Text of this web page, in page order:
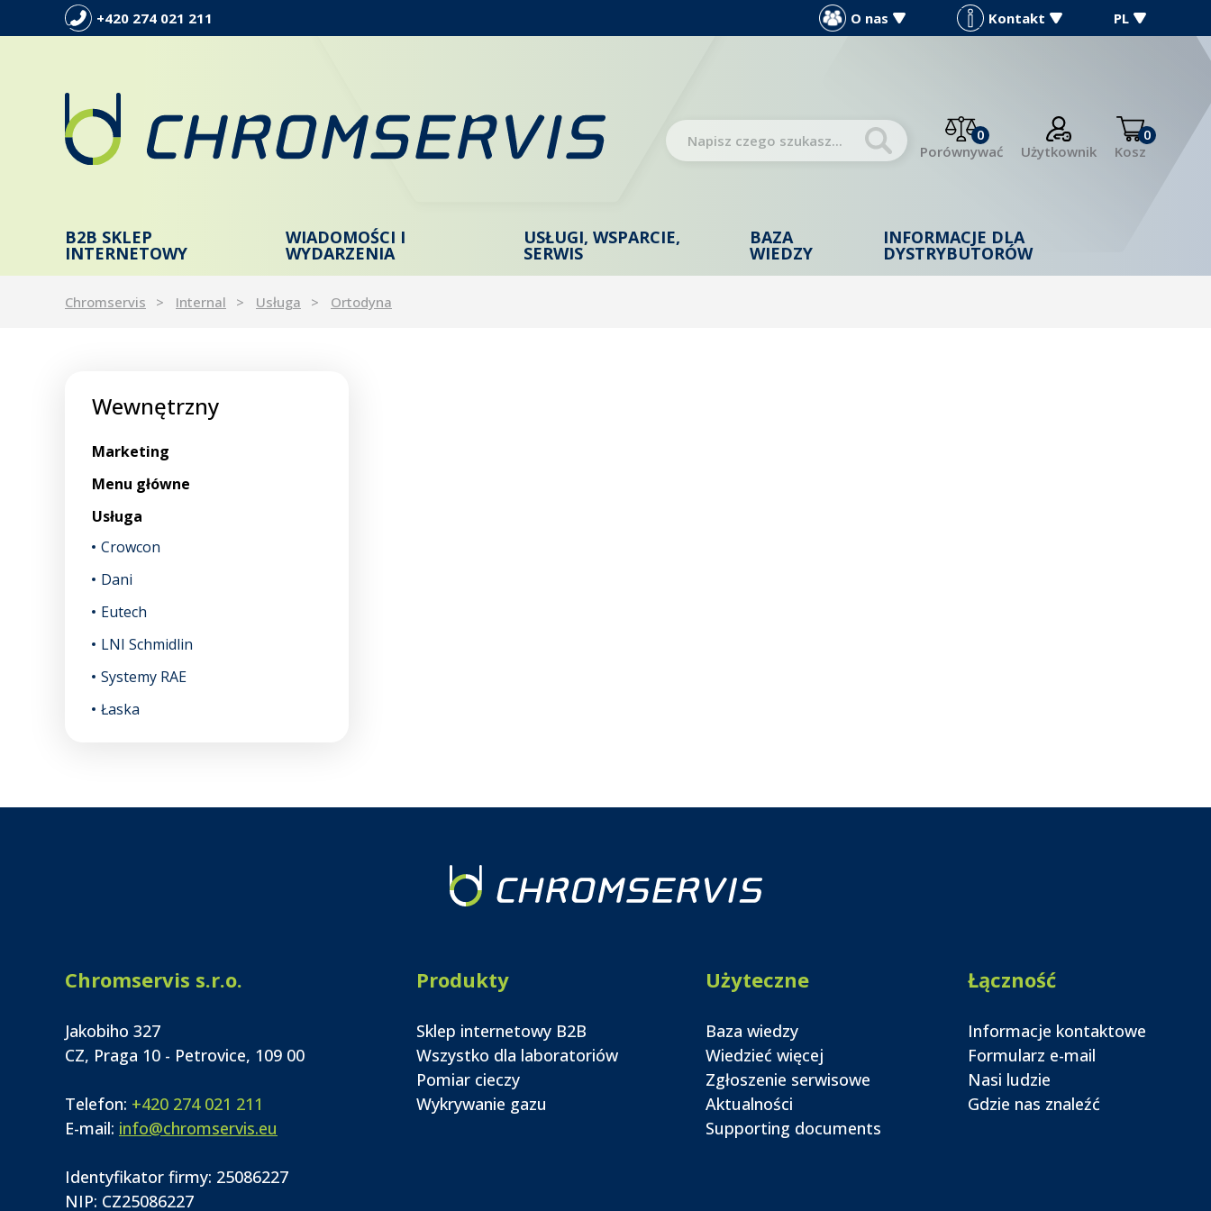
+420 274 021 211 O nas Kontakt PL
0
Porównywać
Użytkownik
0
Kosz
B2B SKLEP
INTERNETOWY
WIADOMOŚCI I
WYDARZENIA
USŁUGI, WSPARCIE,
SERWIS
BAZA
WIEDZY
INFORMACJE DLA
DYSTRYBUTORÓW
Chromservis Internal Usługa Ortodyna
Wewnętrzny
Marketing
Menu główne
Usługa
Crowcon
Dani
Eutech
LNI Schmidlin
Systemy RAE
Łaska
Chromservis s.r.o.
Jakobiho 327
CZ, Praga 10 - Petrovice, 109 00
Telefon: +420 274 021 211
E-mail: info@chromservis.eu
Identyfikator firmy: 25086227
NIP: CZ25086227
Produkty
Sklep internetowy B2B
Wszystko dla laboratoriów
Pomiar cieczy
Wykrywanie gazu
Użyteczne
Baza wiedzy
Wiedzieć więcej
Zgłoszenie serwisowe
Aktualności
Supporting documents
Łączność
Informacje kontaktowe
Formularz e-mail
Nasi ludzie
Gdzie nas znaleźć